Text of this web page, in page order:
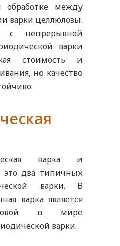
обработке между
варки целлюлозы.
с непрерывной
варки
стоимость и
но качество
варка и
это два типичных
варки. В
варка является
в мире
варки.